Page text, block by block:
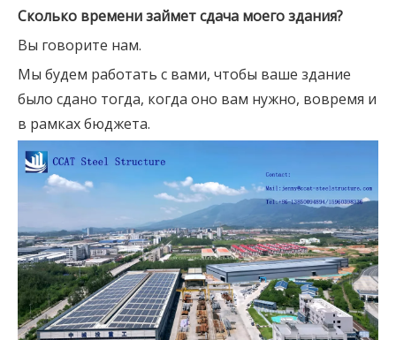
Сколько времени займет сдача моего здания?
Вы говорите нам.
Мы будем работать с вами, чтобы ваше здание
было сдано тогда, когда оно вам нужно, вовремя и
в рамках бюджета.